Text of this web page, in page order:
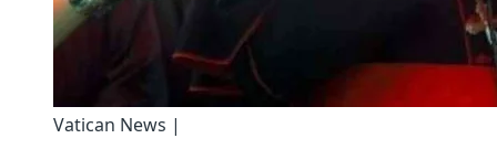
Vatican News |